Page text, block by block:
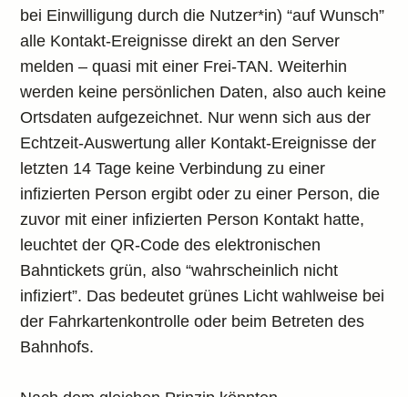
bei Einwilligung durch die Nutzer*in) “auf Wunsch”
alle Kontakt-Ereignisse direkt an den Server
melden – quasi mit einer Frei-TAN. Weiterhin
werden keine persönlichen Daten, also auch keine
Ortsdaten aufgezeichnet. Nur wenn sich aus der
Echtzeit-Auswertung aller Kontakt-Ereignisse der
letzten 14 Tage keine Verbindung zu einer
infizierten Person ergibt oder zu einer Person, die
zuvor mit einer infizierten Person Kontakt hatte,
leuchtet der QR-Code des elektronischen
Bahntickets grün, also “wahrscheinlich nicht
infiziert”. Das bedeutet grünes Licht wahlweise bei
der Fahrkartenkontrolle oder beim Betreten des
Bahnhofs.